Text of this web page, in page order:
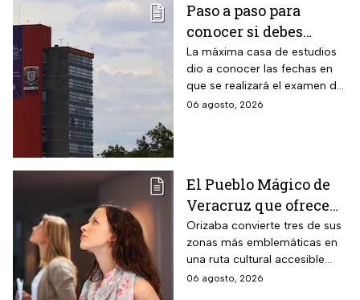
Paso a paso para
conocer si debes
realizar el examen de
control de la UNAM
La máxima casa de estudios
dio a conocer las fechas en
que se realizará el examen de
control, después de encontrar
06 agosto, 2026
El Pueblo Mágico de
Veracruz que ofrece
por 70 pesos una
visita a 18 museos
históricos en estas
vacaciones de agosto
Orizaba convierte tres de sus
zonas más emblemáticas en
una ruta cultural accesible
para toda la familia
06 agosto, 2026